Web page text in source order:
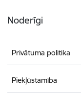
Noderīgi
Privātuma politika
Piekļūstamība